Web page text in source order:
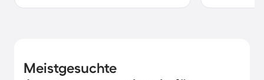
Meistgesuchte